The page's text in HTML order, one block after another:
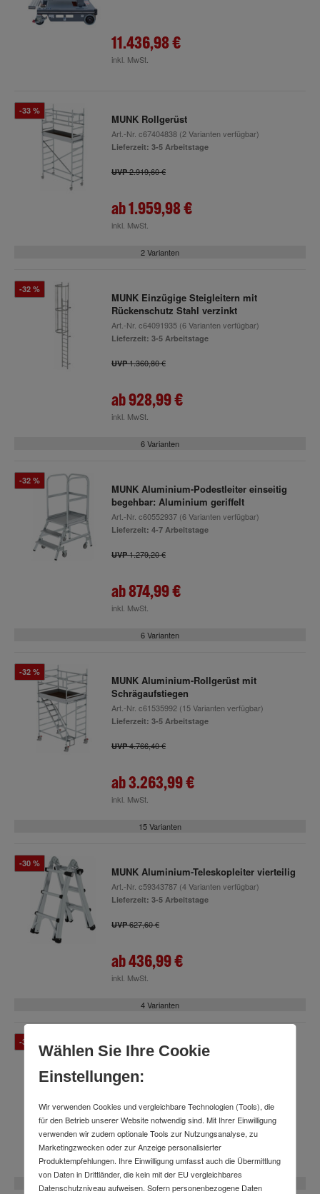
11.436,98 €
inkl. MwSt.
-33 %
MUNK Rollgerüst
Art.-Nr. c67404838(2 Varianten verfügbar)
Lieferzeit: 3-5 Arbeitstage
UVP2.919,60 €
ab1.959,98 €
inkl. MwSt.
2 Varianten
-32 %
MUNK Einzügige Steigleitern mit
Rückenschutz Stahl verzinkt
Art.-Nr. c64091935(6 Varianten verfügbar)
Lieferzeit: 3-5 Arbeitstage
UVP1.360,80 €
ab928,99 €
inkl. MwSt.
6 Varianten
-32 %
MUNK Aluminium-Podestleiter einseitig
begehbar: Aluminium geriffelt
Art.-Nr. c60552937(6 Varianten verfügbar)
Lieferzeit: 4-7 Arbeitstage
UVP1.279,20 €
ab874,99 €
inkl. MwSt.
6 Varianten
-32 %
MUNK Aluminium-Rollgerüst mit
Schrägaufstiegen
Art.-Nr. c61535992(15 Varianten verfügbar)
Lieferzeit: 3-5 Arbeitstage
UVP4.766,40 €
ab3.263,99 €
inkl. MwSt.
15 Varianten
-30 %
MUNK Aluminium-Teleskopleiter vierteilig
Art.-Nr. c59343787(4 Varianten verfügbar)
Lieferzeit: 3-5 Arbeitstage
UVP627,60 €
ab436,99 €
inkl. MwSt.
4 Varianten
-31 %
MUNK Stufen-Teleskopleiter Prime Line
Lieferzeit: 3-5 Arbeitstage
UVP 909,60 €
ab631,99 €
inkl. MwSt.
2 Varianten
Wählen Sie Ihre Cookie
Einstellungen:
Wir verwenden Cookies und vergleichbare Technologien (Tools), die
für den Betrieb unserer Website notwendig sind. Mit Ihrer Einwilligung
verwenden wir zudem optionale Tools zur Nutzungsanalyse, zu
Marketingzwecken oder zur Anzeige personalisierter
Produktempfehlungen. Ihre Einwilligung umfasst auch die Übermittlung
von Daten in Drittländer, die kein mit der EU vergleichbares
Datenschutzniveau aufweisen. Sofern personenbezogene Daten